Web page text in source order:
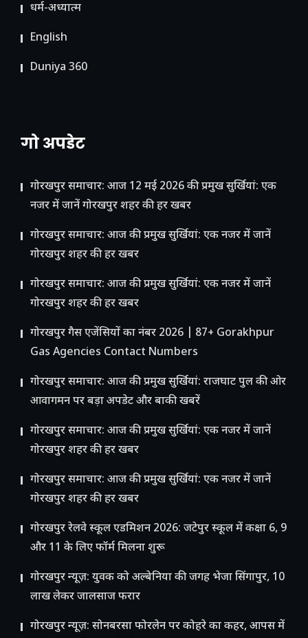
धर्म-अध्यात्म
English
Duniya 360
गो अपडेट
गोरखपुर समाचार: आज 12 मई 2026 की प्रमुख सुर्खियां: एक
नजर में जानें गोरखपुर शहर की हर खबर
गोरखपुर समाचार: आज की प्रमुख सुर्खियां: एक नजर में जानें
गोरखपुर शहर की हर खबर
गोरखपुर समाचार: आज की प्रमुख सुर्खियां: एक नजर में जानें
गोरखपुर शहर की हर खबर
गोरखपुर गैस एजेंसियों का नंबर 2026 | 87+ Gorakhpur
Gas Agencies Contact Numbers
गोरखपुर समाचार: आज की प्रमुख सुर्खियां: राजघाट पुल की ओर
आवागमन पर बड़ा अपडेट और बाकी खबरें
गोरखपुर समाचार: आज की प्रमुख सुर्खियां: एक नजर में जानें
गोरखपुर शहर की हर खबर
गोरखपुर समाचार: आज की प्रमुख सुर्खियां: एक नजर में जानें
गोरखपुर शहर की हर खबर
गोरखपुर रेलवे स्कूल एडमिशन 2026: जटेपुर स्कूल में कक्षा 6, 9
और 11 के लिए फॉर्म मिलना शुरू
गोरखपुर न्यूज़: युवक को अल्बेनिया की जगह भेजा सिंगापुर, 10
लाख लेकर जालसाज फरार
गोरखपुर न्यूज़: सोनबरसा फोरलेन पर कोहरे का कहर, आपस में